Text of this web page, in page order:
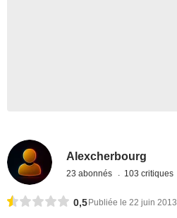
Alexcherbourg
23 abonnés 103 critiques
0,5 Publiée le 22 juin 2013